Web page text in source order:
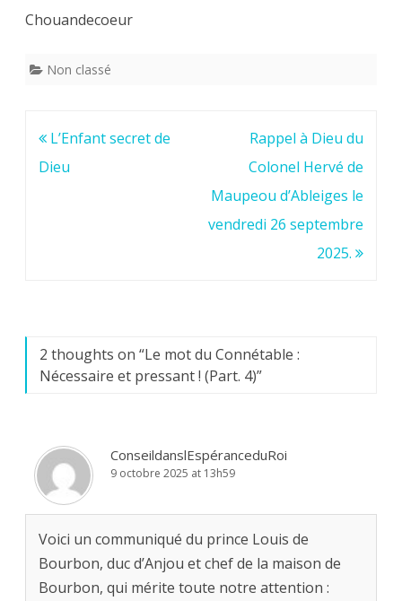
Chouandecoeur
Non classé
Navigation
de
L’Enfant secret de
Dieu
Rappel à Dieu du
Colonel Hervé de
Maupeou d’Ableiges le
vendredi 26 septembre
2025.
2 thoughts on “Le mot du Connétable :
Nécessaire et pressant ! (Part. 4)”
ConseildanslEspéranceduRoi
9 octobre 2025 at 13h59
Voici un communiqué du prince Louis de
Bourbon, duc d’Anjou et chef de la maison de
Bourbon, qui mérite toute notre attention :